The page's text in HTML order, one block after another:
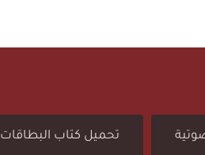
تحميل كتاب البطاقات